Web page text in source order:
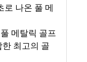
로 나온 풀 메
메탈릭 골프
최고의 골